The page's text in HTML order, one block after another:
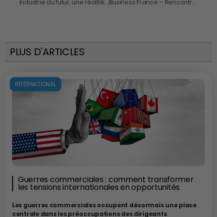
Industrie du futur, une réalité d’aujourd’hui – Rencontre à la CCI Paris Ile-de-France le 17 décembre Business France – Rencontres Ukraine le 10 décembre 2018
PLUS D'ARTICLES
INTERNATIONAL
Guerres commerciales : comment transformer
les tensions internationales en opportunités
Les guerres commerciales occupent désormais une place
centrale dans les préoccupations des dirigeants